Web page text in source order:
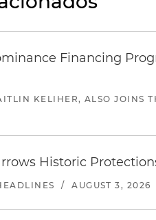
Financing
KELIHER, ALSO JOINS
Historic
/ AUGUST 3, 2026